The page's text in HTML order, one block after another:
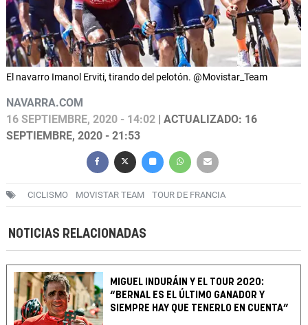
El navarro Imanol Erviti, tirando del pelotón. @Movistar_Team
NAVARRA.COM
16 SEPTIEMBRE, 2020 - 14:02 | ACTUALIZADO: 16
SEPTIEMBRE, 2020 - 21:53
CICLISMO MOVISTAR TEAM TOUR DE FRANCIA
NOTICIAS RELACIONADAS
MIGUEL INDURÁIN Y EL TOUR 2020:
“BERNAL ES EL ÚLTIMO GANADOR Y
SIEMPRE HAY QUE TENERLO EN CUENTA”